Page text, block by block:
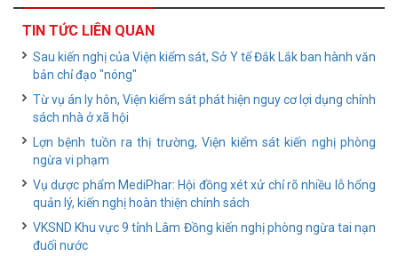
TIN TỨC LIÊN QUAN
Sau kiến nghị của Viện kiểm sát, Sở Y tế Đắk Lắk ban hành văn
bản chỉ đạo "nóng"
Từ vụ án ly hôn, Viện kiểm sát phát hiện nguy cơ lợi dụng chính
sách nhà ở xã hội
Lợn bệnh tuồn ra thị trường, Viện kiểm sát kiến nghị phòng
ngừa vi phạm
Vụ dược phẩm MediPhar: Hội đồng xét xử chỉ rõ nhiều lỗ hổng
quản lý, kiến nghị hoàn thiện chính sách
VKSND Khu vực 9 tỉnh Lâm Đồng kiến nghị phòng ngừa tai nạn
đuối nước